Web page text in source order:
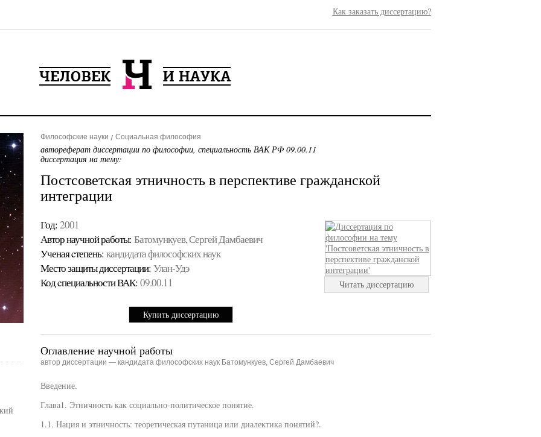
Как заказать диссертацию?
Философские науки Социальная философия
автореферат диссертации по философии, специальность ВАК РФ 09.00.11
диссертация на тему:
Постсоветская этничность в перспективе гражданской
интеграции
Год: 2001
Автор научной работы: Батомункуев, Сергей Дамбаевич
Ученая cтепень: кандидата философских наук
Место защиты диссертации: Улан-Удэ
Код cпециальности ВАК: 09.00.11
Купить диссертацию
Читать диссертацию
Оглавление научной работы
автор диссертации — кандидата философских наук Батомункуев, Сергей Дамбаевич
Введение.
Глава1. Этничность как социально-политическое понятие.
1.1. Нация и этничность: теоретическая путаница или диалектика понятий?.